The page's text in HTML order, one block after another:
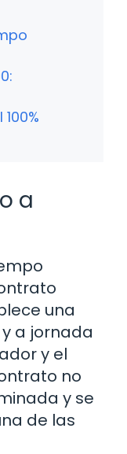
a
una
a jornada
y el
no
y se
de las